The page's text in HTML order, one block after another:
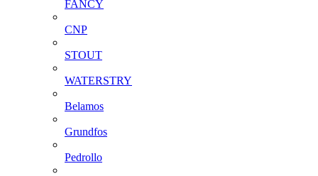
FANCY
CNP
STOUT
WATERSTRY
Belamos
Grundfos
Pedrollo